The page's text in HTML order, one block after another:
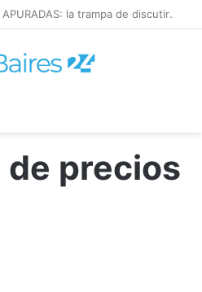
La INFLACIÓN de CABA se DISPARÓ al 2,9% en JULIO: 19,4% en 2026
precios